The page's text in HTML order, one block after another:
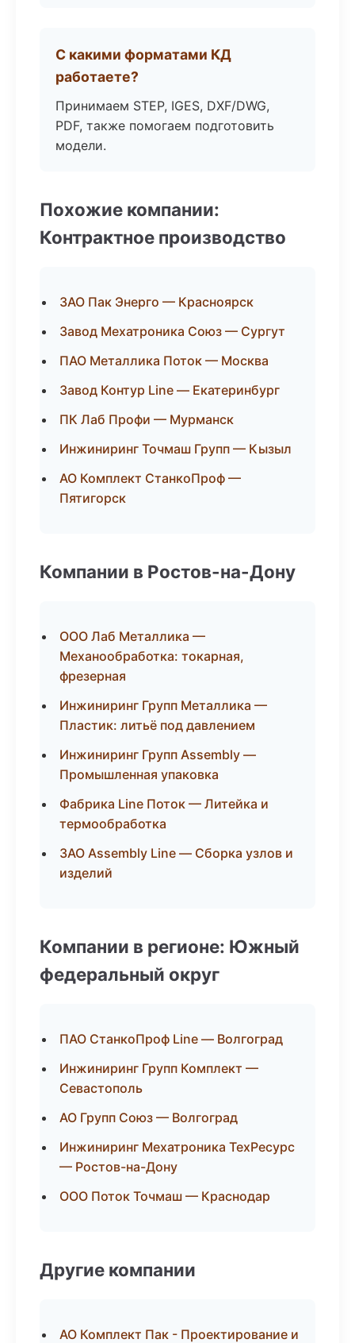
С какими форматами КД
работаете?
Принимаем STEP, IGES, DXF/DWG,
PDF, также помогаем подготовить
модели.
Похожие компании:
Контрактное производство
ЗАО Пак Энерго — Красноярск
Завод Мехатроника Союз — Сургут
ПАО Металлика Поток — Москва
Завод Контур Line — Екатеринбург
ПК Лаб Профи — Мурманск
Инжиниринг Точмаш Групп — Кызыл
АО Комплект СтанкоПроф —
Пятигорск
Компании в Ростов-на-Дону
ООО Лаб Металлика —
Механообработка: токарная,
фрезерная
Инжиниринг Групп Металлика —
Пластик: литьё под давлением
Инжиниринг Групп Assembly —
Промышленная упаковка
Фабрика Line Поток — Литейка и
термообработка
ЗАО Assembly Line — Сборка узлов и
изделий
Компании в регионе: Южный
федеральный округ
ПАО СтанкоПроф Line — Волгоград
Инжиниринг Групп Комплект —
Севастополь
АО Групп Союз — Волгоград
Инжиниринг Мехатроника ТехРесурс
— Ростов-на-Дону
ООО Поток Точмаш — Краснодар
Другие компании
АО Комплект Пак - Проектирование и